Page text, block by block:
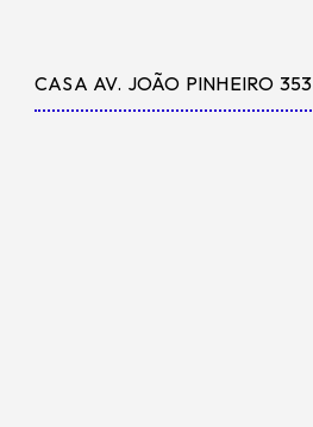
CASA AV. JOÃO PINHEIRO 353